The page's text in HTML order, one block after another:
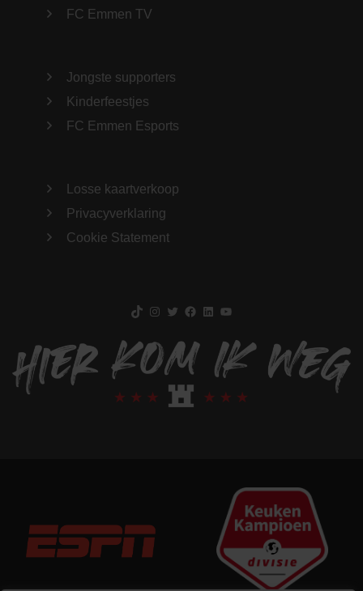
FC Emmen TV
Jongste supporters
Kinderfeestjes
FC Emmen Esports
Losse kaartverkoop
Privacyverklaring
Cookie Statement